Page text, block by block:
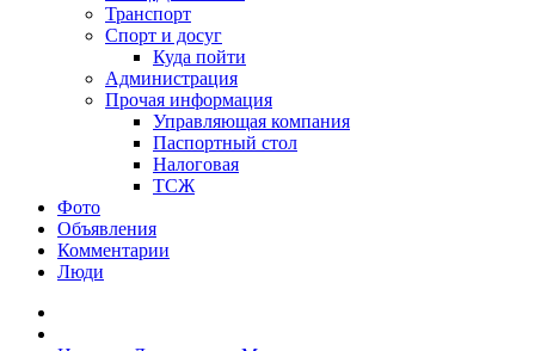
Транспорт
Спорт и досуг
Куда пойти
Администрация
Прочая информация
Управляющая компания
Паспортный стол
Налоговая
ТСЖ
Фото
Объявления
Комментарии
Люди